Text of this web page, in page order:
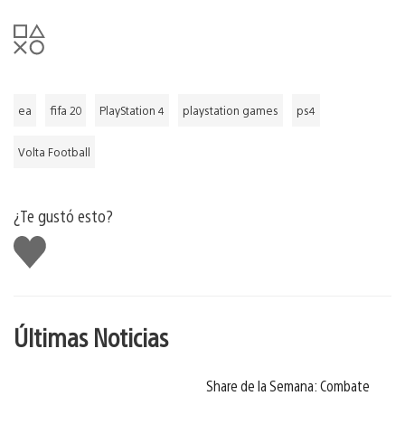
ea fifa 20 PlayStation 4 playstation games ps4
Volta Football
¿Te gustó esto?
Me
gusta
Últimas Noticias
Share de la Semana: Combate